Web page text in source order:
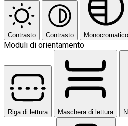
Contrasto Contrasto Monocromatico
Moduli di orientamento
Riga di lettura Maschera di lettura